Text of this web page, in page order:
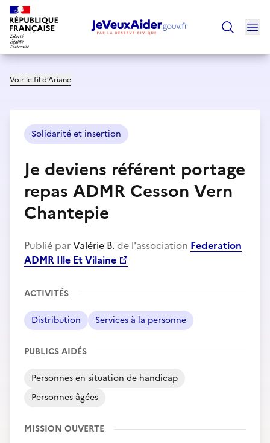
Voir le fil d’Ariane
Solidarité et insertion
Je deviens référent portage
repas ADMR Cesson Vern
Chantepie
Publié parValérie B. de l'association Federation
ADMR Ille Et Vilaine
ACTIVITÉS
Distribution Services à la personne
PUBLICS AIDÉS
Personnes en situation de handicap
Personnes âgées
MISSION OUVERTE